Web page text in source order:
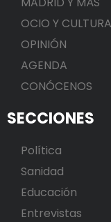
OCIO Y CULTURA
OPINIÓN
AGENDA
CONÓCENOS
SECCIONES
Política
Sanidad
Educación
Entrevistas